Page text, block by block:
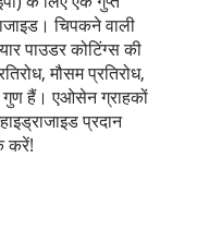
चिपकने वाली
पाउडर कोटिंग्स की
मौसम प्रतिरोध,
गुण हैं। एओसेन ग्राहकों
प्रदान
करें!